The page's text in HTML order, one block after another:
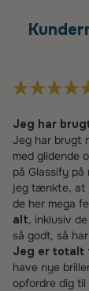
Jeg har
Jeg har brugt
med glidende
på Glassify
jeg tænkte, at
de her mega
alt, inklusiv
så godt, så
Jeg er totalt
have nye
opfordre dig